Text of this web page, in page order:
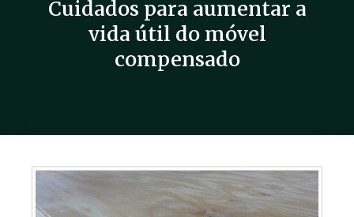
Cuidados para aumentar a
vida útil do móvel
compensado